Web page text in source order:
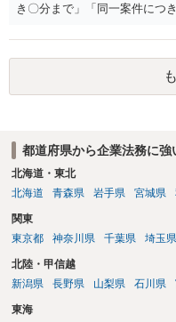
き〇分まで」「同一案件につ
ず、継続して対応する場合は
る。 ・無料相談から個別の事
員との間で必ず個別の委任契
系を事前に明示する手続を義
す。したがって、著しく不誠
回答を繰り返したような場合
保持違反（弁護士法56条1項
は、このウェブサイトで探す
接問い合わせをする方法もあ
都道府県から企業法務に強
北海道・東北
北海道
青森県 岩手県 宮城県
関東
東京都
神奈川県 千葉県 埼玉県
北陸・甲信越
新潟県
長野県 山梨県 石川県
東海